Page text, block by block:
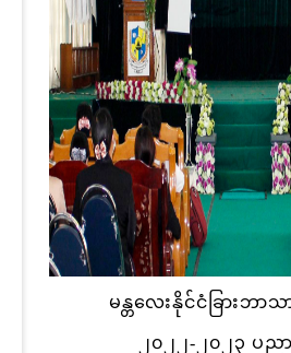
မန္တလေးနိုင်ငံခြားဘ
၂၀၂၂-၂၀၂၃ ပည